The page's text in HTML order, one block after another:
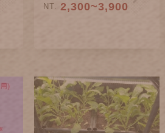
NT. 2,300~3,900